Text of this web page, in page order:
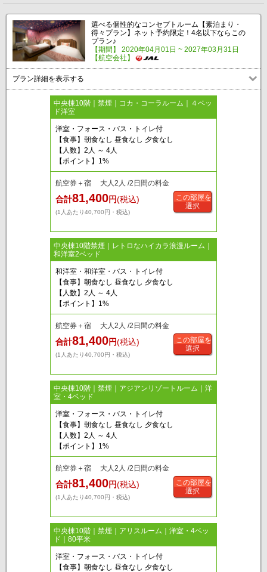
選べる個性的なコンセプトルーム【素泊まり・
得々プラン】ネット予約限定！4名以下ならこの
プラン♪
【期間】 2020年04月01日 ~ 2027年03月31日
【航空会社】
プラン詳細を表示する
中央棟10階｜禁煙｜コカ・コーラルーム｜４ベッ
ド洋室
洋室・フォース・バス・トイレ付
【食事】朝食なし 昼食なし 夕食なし
【人数】2人 ～ 4人
【ポイント】1%
航空券＋宿 大人2人 /2日間の料金
合計81,400円(税込)
(1人あたり40,700円・税込)
この部屋を
選択
中央棟10階禁煙｜レトロなハイカラ浪漫ルーム｜
和洋室2ベッド
和洋室・和洋室・バス・トイレ付
【食事】朝食なし 昼食なし 夕食なし
【人数】2人 ～ 4人
【ポイント】1%
航空券＋宿 大人2人 /2日間の料金
合計81,400円(税込)
(1人あたり40,700円・税込)
この部屋を
選択
中央棟10階｜禁煙｜アジアンリゾートルーム｜洋
室・4ベッド
洋室・フォース・バス・トイレ付
【食事】朝食なし 昼食なし 夕食なし
【人数】2人 ～ 4人
【ポイント】1%
航空券＋宿 大人2人 /2日間の料金
合計81,400円(税込)
(1人あたり40,700円・税込)
この部屋を
選択
中央棟10階｜禁煙｜アリスルーム｜洋室・4ベッ
ド｜80平米
洋室・フォース・バス・トイレ付
【食事】朝食なし 昼食なし 夕食なし